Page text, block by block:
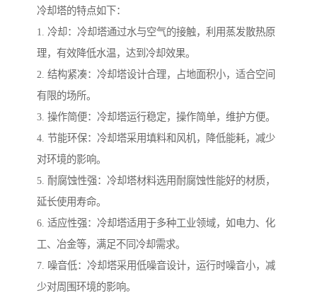
冷却塔的特点如下：
1. 冷却：冷却塔通过水与空气的接触，利用蒸发散热原
理，有效降低水温，达到冷却效果。
2. 结构紧凑：冷却塔设计合理，占地面积小，适合空间
有限的场所。
3. 操作简便：冷却塔运行稳定，操作简单，维护方便。
4. 节能环保：冷却塔采用填料和风机，降低能耗，减少
对环境的影响。
5. 耐腐蚀性强：冷却塔材料选用耐腐蚀性能好的材质，
延长使用寿命。
6. 适应性强：冷却塔适用于多种工业领域，如电力、化
工、冶金等，满足不同冷却需求。
7. 噪音低：冷却塔采用低噪音设计，运行时噪音小，减
少对周围环境的影响。